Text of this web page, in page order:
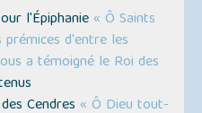
l'Épiphanie « Ô Saints
prémices d'entre les
a témoigné le Roi des
Cendres « Ô Dieu tout-